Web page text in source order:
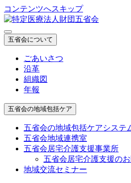
コンテンツへスキップ
五省会について
ごあいさつ
沿革
組織図
年報
五省会の地域包括ケア
五省会の地域包括ケアシステ
五省会地域連携室
五省会居宅介護支援事業所
五省会居宅介護支援の
地域交流セミナー